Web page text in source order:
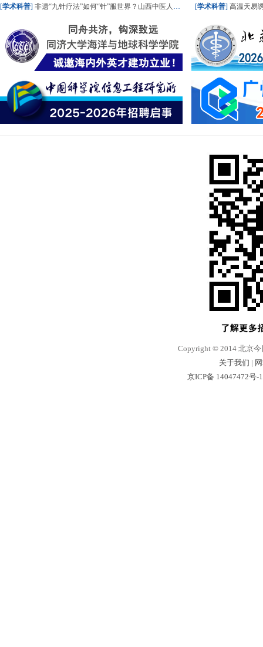
[学术科普] 非遗“九针疗法”如何“针”服世界？山西中医人这样答 [学术科普] 高温天易
Copyright © 2014 北京今
关于我们 |
京ICP备 14047472号-